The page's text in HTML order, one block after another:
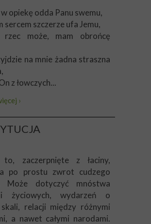
opiekę odda Panu swemu,
sercem szczerze ufa Jemu,
rzec może, mam obrońcę
na mnie żadna straszna
z łowczych...
›
to, zaczerpnięte z łaciny,
po prostu zwrot cudzego
Może dotyczyć mnóstwa
życiowych, wydarzeń o
relacji między różnymi
a nawet całymi narodami.